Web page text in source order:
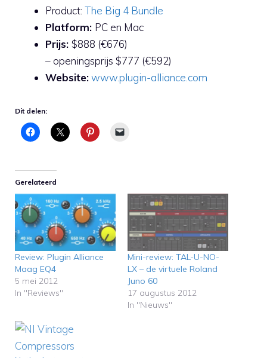
Product: The Big 4 Bundle
Platform: PC en Mac
Prijs: $888 (€676)
– openingsprijs $777 (€592)
Website:www.plugin-alliance.com
Dit delen:
Gerelateerd
Review: Plugin Alliance
Maag EQ4
5 mei 2012
In "Reviews"
Mini-review: TAL-U-NO-
LX – de virtuele Roland
Juno 60
17 augustus 2012
In "Nieuws"